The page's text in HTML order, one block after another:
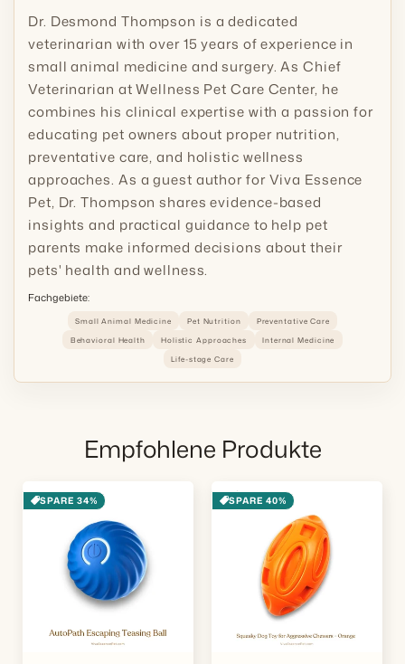
Dr. Desmond Thompson is a dedicated
veterinarian with over 15 years of experience in
small animal medicine and surgery. As Chief
Veterinarian at Wellness Pet Care Center, he
combines his clinical expertise with a passion for
educating pet owners about proper nutrition,
preventative care, and holistic wellness
approaches. As a guest author for Viva Essence
Pet, Dr. Thompson shares evidence-based
insights and practical guidance to help pet
parents make informed decisions about their
pets' health and wellness.
Fachgebiete:
Small Animal Medicine Pet Nutrition
Preventative Care
Behavioral Health
Holistic Approaches
Internal Medicine
Life-stage Care
Empfohlene Produkte
SPARE 34% SPARE 40%